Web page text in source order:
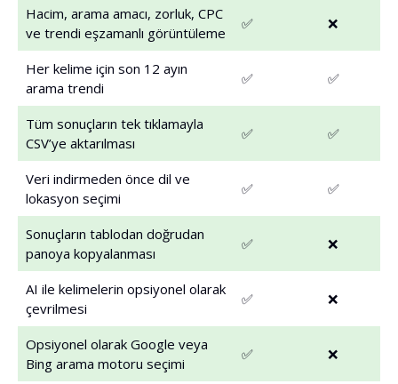
Hacim, arama amacı, zorluk, CPC
ve trendi eşzamanlı görüntüleme
✅ ❌
Her kelime için son 12 ayın
arama trendi
✅ ✅
Tüm sonuçların tek tıklamayla
CSV’ye aktarılması
✅ ✅
Veri indirmeden önce dil ve
lokasyon seçimi
✅ ✅
Sonuçların tablodan doğrudan
panoya kopyalanması
✅ ❌
AI ile kelimelerin opsiyonel olarak
çevrilmesi
✅ ❌
Opsiyonel olarak Google veya
Bing arama motoru seçimi
✅ ❌